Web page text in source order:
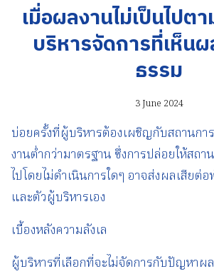
เมื่อผลงานไม่เป็นไปต
บริหารจัดการที่เห็นผ
ธรรม
3 June 2024
บ่อยครั้งที่ผู้บริหารต้องเผชิญกับสถานก
งานต่ำกว่ามาตรฐาน ซึ่งการปล่อยให้สถ
ไปโดยไม่ดำเนินการใดๆ อาจส่งผลเสียต่
และตัวผู้บริหารเอง
เบื้องหลังความลังเล
ผู้บริหารที่เลือกที่จะไม่จัดการกับปัญหาผ